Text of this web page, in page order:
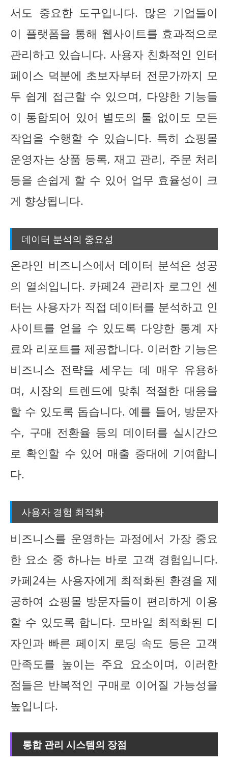
서도 중요한 도구입니다. 많은 기업들이
이 플랫폼을 통해 웹사이트를 효과적으로
관리하고 있습니다. 사용자 친화적인 인터
페이스 덕분에 초보자부터 전문가까지 모
두 쉽게 접근할 수 있으며, 다양한 기능들
이 통합되어 있어 별도의 툴 없이도 모든
작업을 수행할 수 있습니다. 특히 쇼핑몰
운영자는 상품 등록, 재고 관리, 주문 처리
등을 손쉽게 할 수 있어 업무 효율성이 크
게 향상됩니다.
데이터 분석의 중요성
온라인 비즈니스에서 데이터 분석은 성공
의 열쇠입니다. 카페24 관리자 로그인 센
터는 사용자가 직접 데이터를 분석하고 인
사이트를 얻을 수 있도록 다양한 통계 자
료와 리포트를 제공합니다. 이러한 기능은
비즈니스 전략을 세우는 데 매우 유용하
며, 시장의 트렌드에 맞춰 적절한 대응을
할 수 있도록 돕습니다. 예를 들어, 방문자
수, 구매 전환율 등의 데이터를 실시간으
로 확인할 수 있어 매출 증대에 기여합니
다.
사용자 경험 최적화
비즈니스를 운영하는 과정에서 가장 중요
한 요소 중 하나는 바로 고객 경험입니다.
카페24는 사용자에게 최적화된 환경을 제
공하여 쇼핑몰 방문자들이 편리하게 이용
할 수 있도록 합니다. 모바일 최적화된 디
자인과 빠른 페이지 로딩 속도 등은 고객
만족도를 높이는 주요 요소이며, 이러한
점들은 반복적인 구매로 이어질 가능성을
높입니다.
통합 관리 시스템의 장점